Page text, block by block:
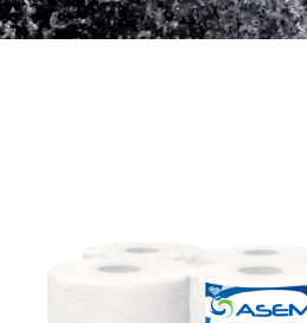
Χώρων Υγεινής